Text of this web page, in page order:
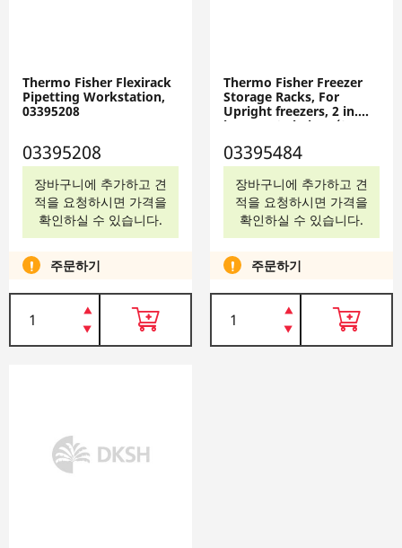
Thermo Fisher Flexirack
Pipetting Workstation,
03395208
03395208
장바구니에 추가하고 견
적을 요청하시면 가격을
확인하실 수 있습니다.
주문하기
Thermo Fisher Freezer
Storage Racks, For
Upright freezers, 2 in.
boxes; 12 shelves (3 x 4
03395484
장바구니에 추가하고 견
적을 요청하시면 가격을
확인하실 수 있습니다.
주문하기